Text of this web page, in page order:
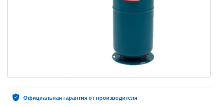
Официальная гарантия от производителя